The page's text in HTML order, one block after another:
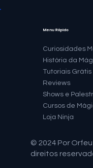
Menu Rápido
Curiosidades
História da
Tutoriais Grátis
Reviews
Shows e
Cursos de
Loja Ninja
© 2024 Por
direitos